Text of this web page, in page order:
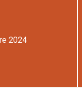
2024